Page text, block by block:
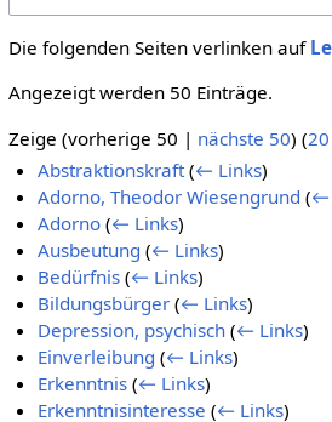
Die folgenden Seiten verlinken auf
Angezeigt werden 50 Einträge.
Zeige (vorherige 50 | nächste 50) (20
Abstraktionskraft (← Links)
Adorno, Theodor Wiesengrund (←
Adorno (← Links)
Ausbeutung (← Links)
Bedürfnis (← Links)
Bildungsbürger (← Links)
Depression, psychisch (← Links)
Einverleibung (← Links)
Erkenntnis (← Links)
Erkenntnisinteresse (← Links)